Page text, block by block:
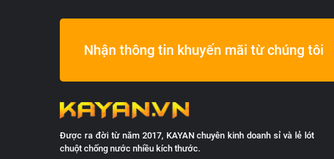
Nhận thông tin khuyến mãi từ chúng tôi
Được ra đời từ năm 2017, KAYAN chuyên kinh doanh sỉ và lẻ lót
chuột chống nước nhiều kích thước.